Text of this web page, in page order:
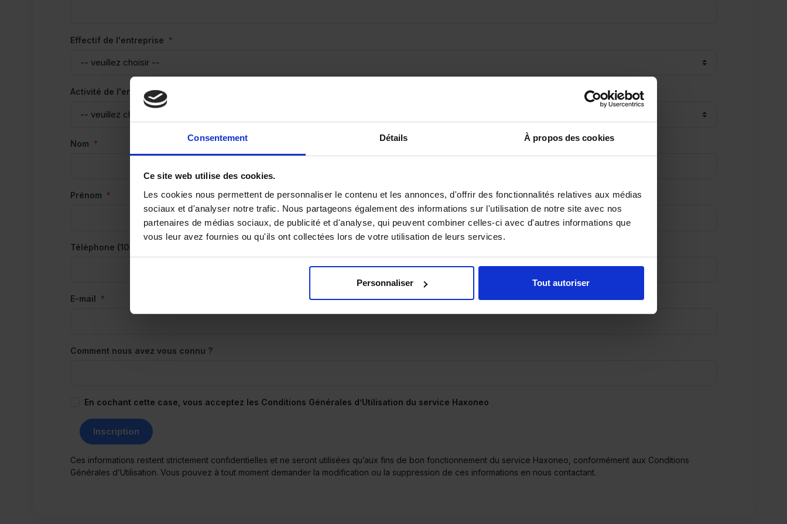
Consentement Détails À propos des cookies
Ce site web utilise des cookies.
Les cookies nous permettent de personnaliser le contenu et les annonces, d'offrir des fonctionnalités relatives aux médias
sociaux et d'analyser notre trafic. Nous partageons également des informations sur l'utilisation de notre site avec nos
partenaires de médias sociaux, de publicité et d'analyse, qui peuvent combiner celles-ci avec d'autres informations que
vous leur avez fournies ou qu'ils ont collectées lors de votre utilisation de leurs services.
Personnaliser Tout autoriser
Effectif de l'entreprise *
Activité de l'entreprise
Nom *
Prénom *
Téléphone (10 chiffres)
E-mail *
Comment nous avez vous connu ?
En cochant cette case, vous acceptez les Conditions Générales d’Utilisation du service Haxoneo
Inscription
Ces informations restent strictement confidentielles et ne seront utilisées qu’aux fins de bon fonctionnement du service Haxoneo, conformément aux Conditions
Générales d’Utilisation. Vous pouvez à tout moment demander la modification ou la suppression de ces informations en nous contactant.